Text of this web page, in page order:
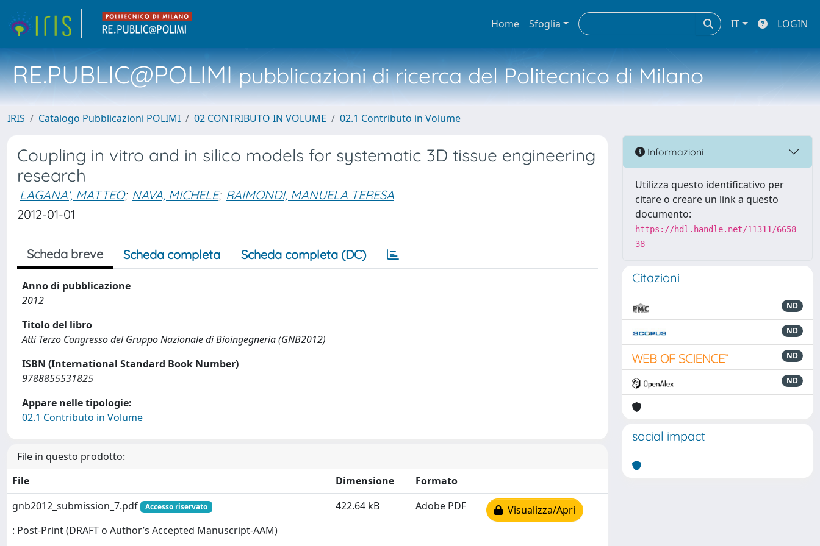
Home Sfoglia IT LOGIN
RE.PUBLIC@POLIMIpubblicazioni di ricerca del Politecnico di Milano
IRIS Catalogo Pubblicazioni POLIMI 02 CONTRIBUTO IN VOLUME 02.1 Contributo in Volume
Coupling in vitro and in silico models for systematic 3D tissue engineering
research
LAGANA', MATTEO; NAVA, MICHELE; RAIMONDI, MANUELA TERESA
2012-01-01
Scheda breve Scheda completa Scheda completa (DC)
Anno di pubblicazione
2012
Titolo del libro
Atti Terzo Congresso del Gruppo Nazionale di Bioingegneria (GNB2012)
ISBN (International Standard Book Number)
9788855531825
Appare nelle tipologie:
02.1 Contributo in Volume
File in questo prodotto:
File
Dimensione
Formato
gnb2012_submission_7.pdf
Accesso riservato
: Post-Print (DRAFT o Author’s Accepted Manuscript-AAM)
422.64 kB Adobe PDF Visualizza/Apri
Informazioni
Utilizza questo identificativo per
citare o creare un link a questo
documento:
https://hdl.handle.net/11311/6658
38
Citazioni
ND
ND
ND
ND
social impact